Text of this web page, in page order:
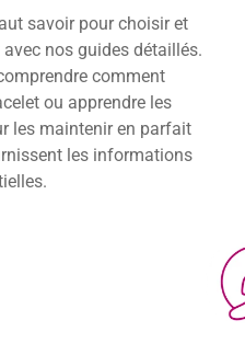
savoir pour choisir et
nos guides détaillés.
comment
ou apprendre les
les maintenir en parfait
les informations